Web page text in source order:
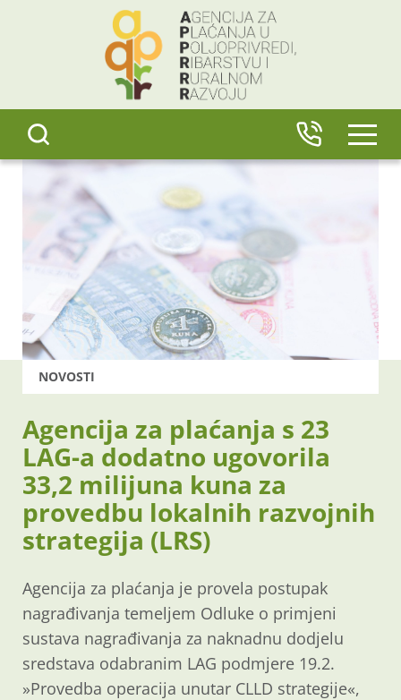
NOVOSTI
Agencija za plaćanja s 23
LAG-a dodatno ugovorila
33,2 milijuna kuna za
provedbu lokalnih razvojnih
strategija (LRS)
Agencija za plaćanja je provela postupak
nagrađivanja temeljem Odluke o primjeni
sustava nagrađivanja za naknadnu dodjelu
sredstava odabranim LAG podmjere 19.2.
»Provedba operacija unutar CLLD strategije«,